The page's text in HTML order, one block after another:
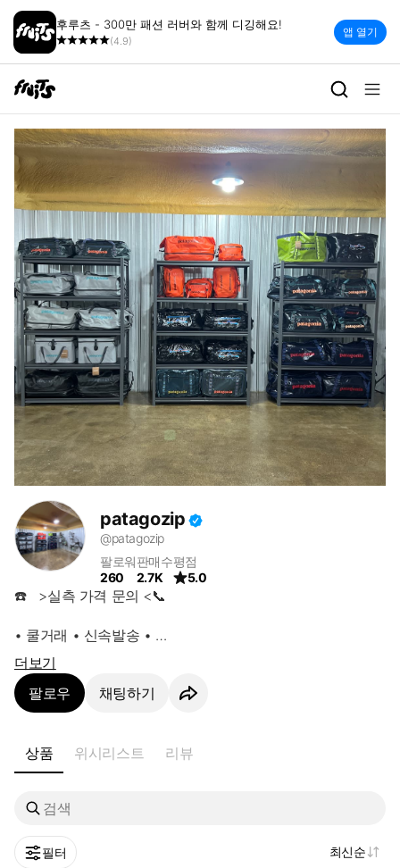
후루츠 - 300만 패션 러버와 함께 디깅해요!
(4.9)
앱 열기
patagozip | 빈티지 세컨핸드 패
patagozip
@patagozip
팔로워
260
판매수
2.7K
평점
5.0
☎️   >실측 가격 문의 <📞
• 쿨거래 • 신속발송 •
•                            •
ㅡㅡㅡㅡㅡㅡㅡㅡㅡㅡㅡㅡ
❤️ 상품 문의 환영 ❤️
ㅡㅡㅡㅡㅡㅡㅡㅡㅡㅡㅡㅡ
더보기
팔로우
채팅하기
상품 위시리스트 리뷰
필터 최신순